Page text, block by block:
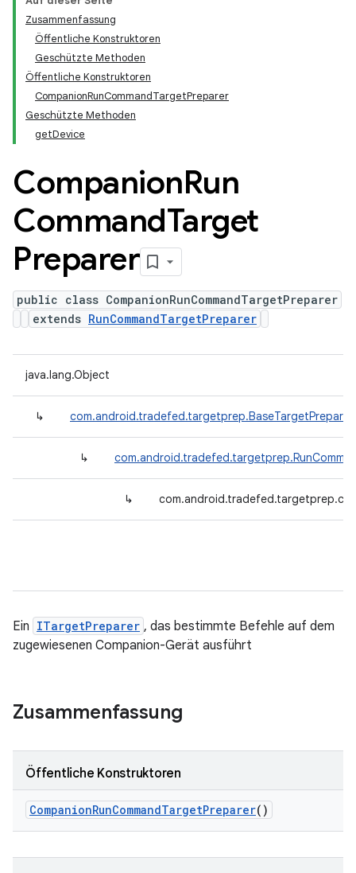
Zusammenfassung
Öffentliche Konstruktoren
Geschützte Methoden
Öffentliche Konstruktoren
CompanionRunCommandTargetPreparer
Geschützte Methoden
getDevice
CompanionRun
CommandTarget
Preparer
public class CompanionRunCommandTargetPreparer
extends RunCommandTargetPreparer
java.lang.Object
↳ com.android.tradefed.targetprep.BaseTargetPreparer
↳
↳
Ein ITargetPreparer , das bestimmte Befehle auf dem
zugewiesenen Companion-Gerät ausführt
Zusammenfassung
Öffentliche Konstruktoren
CompanionRunCommandTargetPreparer()